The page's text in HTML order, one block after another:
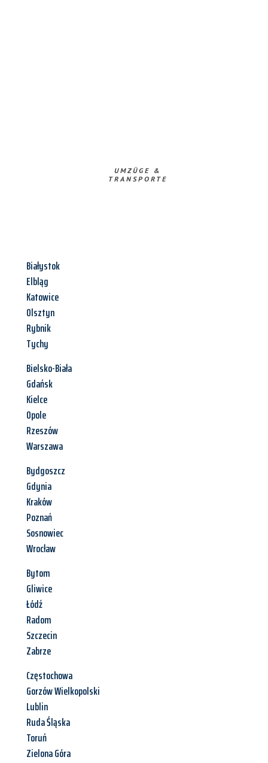
UMZÜGE &
TRANSPORTE
Białystok
Elbląg
Katowice
Olsztyn
Rybnik
Tychy
Bielsko-Biała
Gdańsk
Kielce
Opole
Rzeszów
Warszawa
Bydgoszcz
Gdynia
Kraków
Poznań
Sosnowiec
Wrocław
Bytom
Gliwice
Łódź
Radom
Szczecin
Zabrze
Częstochowa
Gorzów Wielkopolski
Lublin
Ruda Śląska
Toruń
Zielona Góra